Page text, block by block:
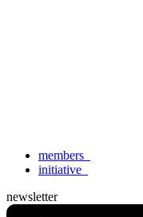
members
initiative
newsletter